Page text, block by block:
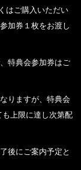
はご購入いただい
加券１枚をお渡し
特典会参加券はご
りますが、特典会
上限に達し次第配
後にご案内予定と